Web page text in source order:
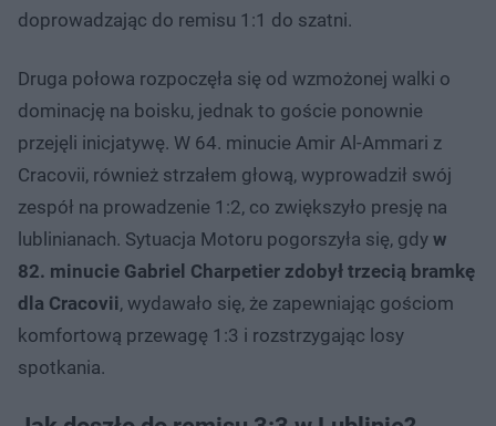
doprowadzając do remisu 1:1 do szatni.
Druga połowa rozpoczęła się od wzmożonej walki o
dominację na boisku, jednak to goście ponownie
przejęli inicjatywę. W 64. minucie Amir Al-Ammari z
Cracovii, również strzałem głową, wyprowadził swój
zespół na prowadzenie 1:2, co zwiększyło presję na
lublinianach. Sytuacja Motoru pogorszyła się, gdy w
82. minucie Gabriel Charpetier zdobył trzecią bramkę
dla Cracovii, wydawało się, że zapewniając gościom
komfortową przewagę 1:3 i rozstrzygając losy
spotkania.